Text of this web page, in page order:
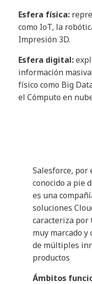
Esfera física:
como IoT, la
Impresión 3D.
Esfera digital:
información
físico como Big
el Cómputo en
Salesforce, por
conocido a pie
es una
soluciones
caracteriza por
muy marcado
de múltiples
productos
Ámbitos